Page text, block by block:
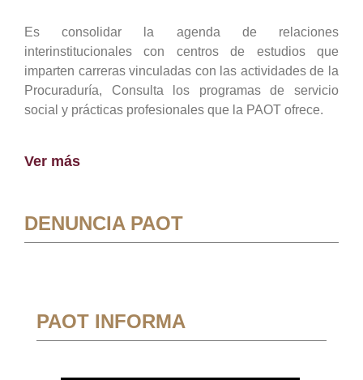
Es consolidar la agenda de relaciones
interinstitucionales con centros de estudios que
imparten carreras vinculadas con las actividades de la
Procuraduría, Consulta los programas de servicio
social y prácticas profesionales que la PAOT ofrece.
Ver más
DENUNCIA PAOT
PAOT INFORMA